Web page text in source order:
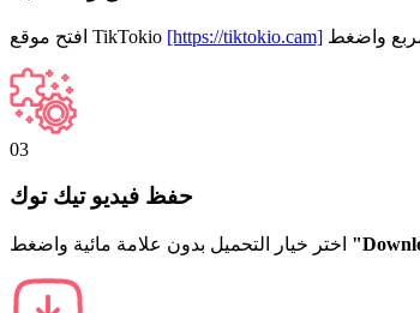
افتح موقع TikTokio [https://tiktokio.cam]
03
حفظ فيديو تيك توك